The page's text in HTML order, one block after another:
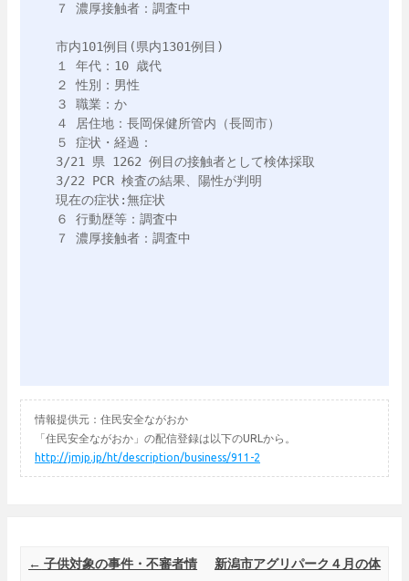
７ 濃厚接触者：調査中
市内101例目(県内1301例目)
１ 年代：10 歳代
２ 性別：男性
３ 職業：か
４ 居住地：長岡保健所管内（長岡市）
５ 症状・経過：
3/21 県 1262 例目の接触者として検体採取
3/22 PCR 検査の結果、陽性が判明
現在の症状:無症状
６ 行動歴等：調査中
７ 濃厚接触者：調査中
情報提供元：住民安全ながおか
「住民安全ながおか」の配信登録は以下のURLから。
http://jmjp.jp/ht/description/business/911-2
Post navigation
← 子供対象の事件・不審者情
新潟市アグリパーク４月の体